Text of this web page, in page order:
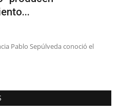
Pablo Sepúlveda conoció el